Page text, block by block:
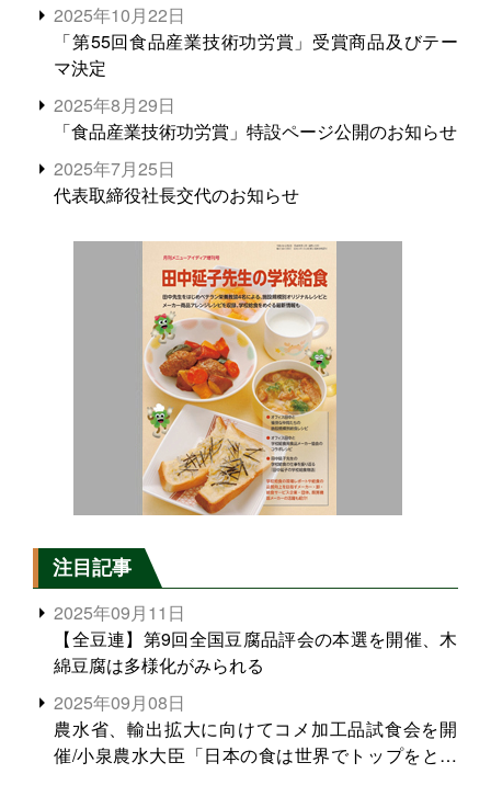
2025年10月22日
「第55回食品産業技術功労賞」受賞商品及びテー
マ決定
2025年8月29日
「食品産業技術功労賞」特設ページ公開のお知らせ
2025年7月25日
代表取締役社長交代のお知らせ
注目記事
2025年09月11日
【全豆連】第9回全国豆腐品評会の本選を開催、木
綿豆腐は多様化がみられる
2025年09月08日
農水省、輸出拡大に向けてコメ加工品試食会を開
催/小泉農水大臣「日本の食は世界でトップをとれ